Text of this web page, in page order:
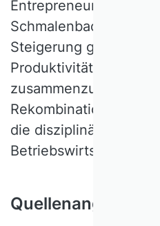
Entrepreneurship mit
Schmalenbachschen
Steigerung
Produktivität als
zusammenzubringen.
Rekombination also,
die disziplinären
Quellenangaben